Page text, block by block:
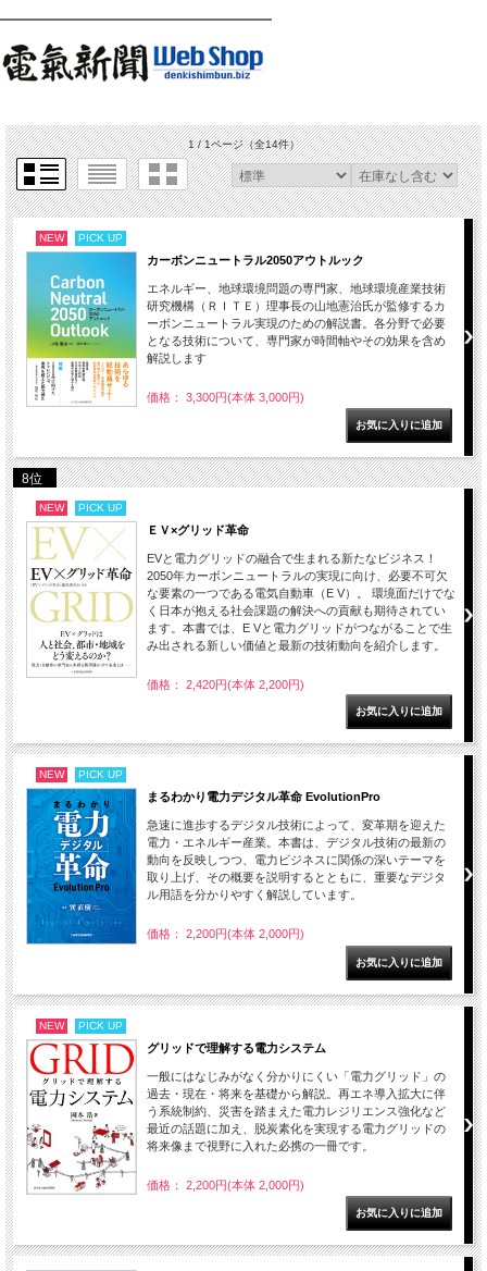
1 / 1ページ（全14件）
NEW PICK UP
カーボンニュートラル2050アウトルック
エネルギー、地球環境問題の専門家、地球環境産業技術
研究機構（ＲＩＴＥ）理事長の山地憲治氏が監修するカ
ーボンニュートラル実現のための解説書。各分野で必要
となる技術について、専門家が時間軸やその効果を含め
解説します
価格： 3,300円(本体 3,000円)
8位
NEW PICK UP
ＥＶ×グリッド革命
EVと電力グリッドの融合で生まれる新たなビジネス！
2050年カーボンニュートラルの実現に向け、必要不可欠
な要素の一つである電気自動車（E V）。 環境面だけでな
く日本が抱える社会課題の解決への貢献も期待されてい
ます。本書では、E Vと電力グリッドがつながることで生
み出される新しい価値と最新の技術動向を紹介します。
価格： 2,420円(本体 2,200円)
NEW PICK UP
まるわかり電力デジタル革命 EvolutionPro
急速に進歩するデジタル技術によって、変革期を迎えた
電力・エネルギー産業。本書は、デジタル技術の最新の
動向を反映しつつ、電力ビジネスに関係の深いテーマを
取り上げ、その概要を説明するとともに、重要なデジタ
ル用語を分かりやすく解説しています。
価格： 2,200円(本体 2,000円)
NEW PICK UP
グリッドで理解する電力システム
一般にはなじみがなく分かりにくい「電力グリッド」の
過去・現在・将来を基礎から解説。再エネ導入拡大に伴
う系統制約、災害を踏まえた電力レジリエンス強化など
最近の話題に加え、脱炭素化を実現する電力グリッドの
将来像まで視野に入れた必携の一冊です。
価格： 2,200円(本体 2,000円)